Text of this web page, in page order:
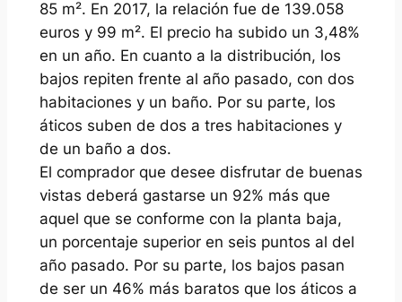
85 m². En 2017, la relación fue de 139.058
euros y 99 m². El precio ha subido un 3,48%
en un año. En cuanto a la distribución, los
bajos repiten frente al año pasado, con dos
habitaciones y un baño. Por su parte, los
áticos suben de dos a tres habitaciones y
de un baño a dos.
El comprador que desee disfrutar de buenas
vistas deberá gastarse un 92% más que
aquel que se conforme con la planta baja,
un porcentaje superior en seis puntos al del
año pasado. Por su parte, los bajos pasan
de ser un 46% más baratos que los áticos a